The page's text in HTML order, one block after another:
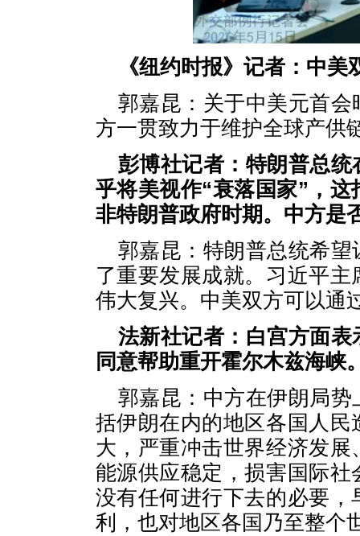
《纽约时报》记者：中
郭嘉昆：关于中美元首
方一贯致力于维护全球产供
彭博社记者：特朗普总
乎将美视作“衰落国家”，
非特朗普政府时期。中方是
郭嘉昆：特朗普总统希
了重要发展成就。习近平
伟大复兴。中美双方可以通
法新社记者：白宫方面
同意帮助重开霍尔木兹海峡
郭嘉昆：中方在伊朗局
括伊朗在内的地区各国人
大，严重冲击世界经济发
能源供应稳定，损害国际
没有任何进行下去的必要
利，也对地区各国乃至整个